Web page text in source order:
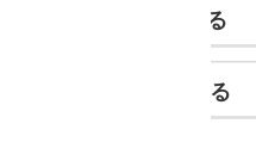
特徴の似た物件を見る
お気に入りに追加する